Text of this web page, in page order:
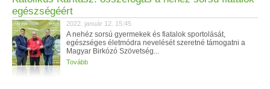
egészségéért
2022. január 12. 15:45
A nehéz sorsú gyermekek és fiatalok sportolását,
egészséges életmódra nevelését szeretné támogatni a
Magyar Birkózó Szövetség...
Tovább